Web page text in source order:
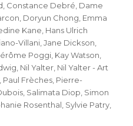
, Constance Debré, Dame
, Doryun Chong, Emma
Kane, Hans Ulrich
Villani,Jane Dickson,
Poggi, Kay Watson,
, Nil Yalter, Nil Yalter - Art
, Paul Frèches, Pierre-
, Salimata Diop, Simon
Rosenthal, Sylvie Patry,